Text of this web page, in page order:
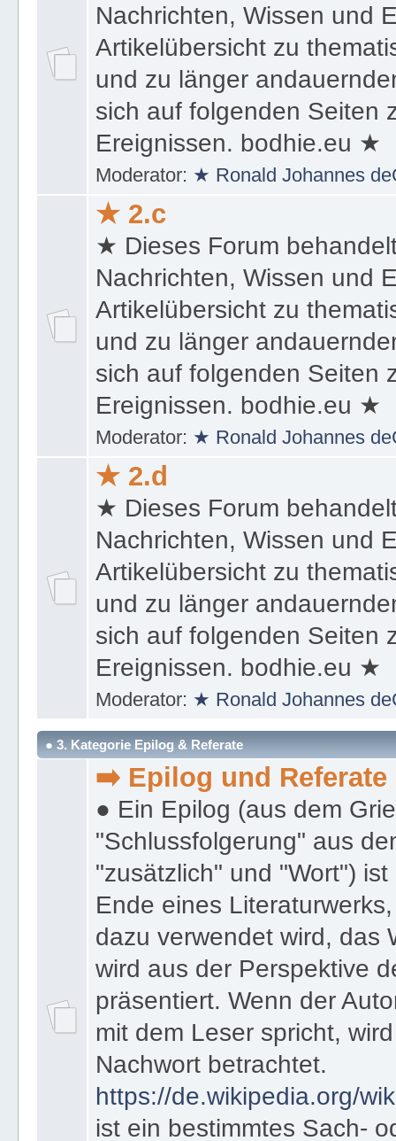
Nachrichten, Wissen und
Artikelübersicht zu
und zu länger
sich auf folgenden Seiten
Ereignissen. bodhie.eu ★
Moderator: ★ Ronald Johannes
★ 2.c
★ Dieses Forum
Nachrichten, Wissen und
Artikelübersicht zu
und zu länger
sich auf folgenden Seiten
Ereignissen. bodhie.eu ★
Moderator: ★ Ronald Johannes
★ 2.d
★ Dieses Forum
Nachrichten, Wissen und
Artikelübersicht zu
und zu länger
sich auf folgenden Seiten
Ereignissen. bodhie.eu ★
Moderator: ★ Ronald Johannes
● 3. Kategorie Epilog & Referate
➡️ Epilog und Referate
● Ein Epilog (aus dem
"Schlussfolgerung" aus
"zusätzlich" und "Wort")
Ende eines
dazu verwendet wird, das
wird aus der Perspektive
präsentiert. Wenn der
mit dem Leser spricht,
Nachwort betrachtet.
https://de.wikipedia.org/
ist ein bestimmtes Sach-